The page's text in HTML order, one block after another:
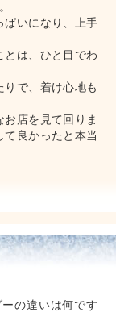
ぱいになり、上手
とは、ひと目でわ
で、着け心地も
店を見て回りま
て良かったと本当
の違いは何です